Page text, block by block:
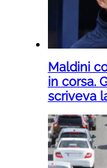
Maldini
in corsa.
scriveva